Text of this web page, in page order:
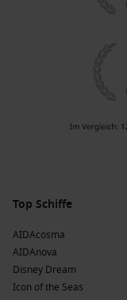
Top Schiffe
AIDAcosma
AIDAnova
Disney Dream
Icon of the Seas